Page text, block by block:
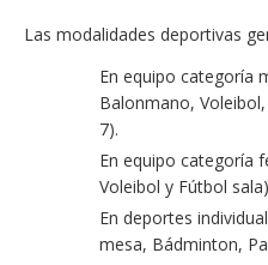
Las modalidades deportivas
En equipo categoría
Balonmano,
7).
En equipo categoría
Voleibol y Fútbol
En deportes
mesa, Bádminton,